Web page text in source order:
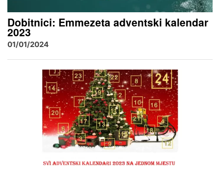
Dobitnici: Emmezeta adventski kalendar
2023
01/01/2024